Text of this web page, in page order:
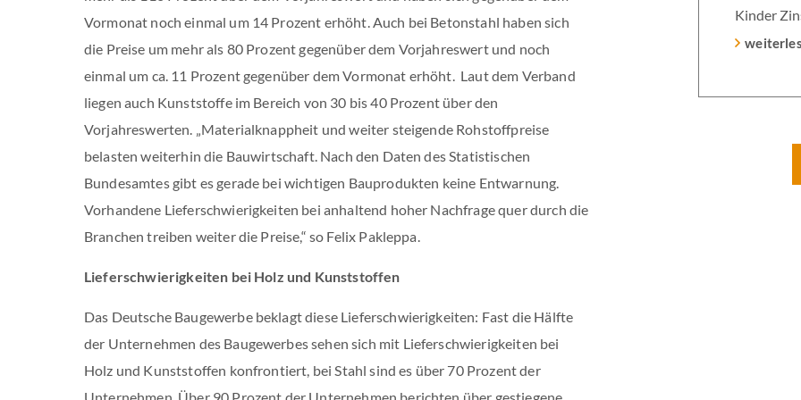
Vormonat noch einmal um 14 Prozent erhöht. Auch bei Betonstahl haben sich
die Preise um mehr als 80 Prozent gegenüber dem Vorjahreswert und noch
einmal um ca. 11 Prozent gegenüber dem Vormonat erhöht. Laut dem Verband
liegen auch Kunststoffe im Bereich von 30 bis 40 Prozent über den
Vorjahreswerten. „Materialknappheit und weiter steigende Rohstoffpreise
belasten weiterhin die Bauwirtschaft. Nach den Daten des Statistischen
Bundesamtes gibt es gerade bei wichtigen Bauprodukten keine Entwarnung.
Vorhandene Lieferschwierigkeiten bei anhaltend hoher Nachfrage quer durch die
Branchen treiben weiter die Preise,“ so Felix Pakleppa.
Lieferschwierigkeiten bei Holz und Kunststoffen
Das Deutsche Baugewerbe beklagt diese Lieferschwierigkeiten: Fast die Hälfte
der Unternehmen des Baugewerbes sehen sich mit Lieferschwierigkeiten bei
Holz und Kunststoffen konfrontiert, bei Stahl sind es über 70 Prozent der
Kinder
Heutiger